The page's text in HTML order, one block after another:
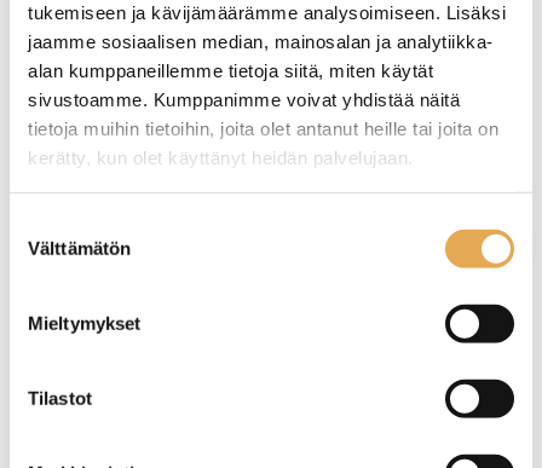
tukemiseen ja kävijämäärämme analysoimiseen. Lisäksi
jaamme sosiaalisen median, mainosalan ja analytiikka-
alan kumppaneillemme tietoja siitä, miten käytät
sivustoamme. Kumppanimme voivat yhdistää näitä
tietoja muihin tietoihin, joita olet antanut heille tai joita on
kerätty, kun olet käyttänyt heidän palvelujaan.
valinta
Välttämätön
Mieltymykset
Tilastot